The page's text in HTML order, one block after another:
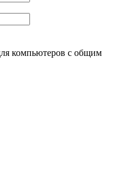
компьютеров с общим